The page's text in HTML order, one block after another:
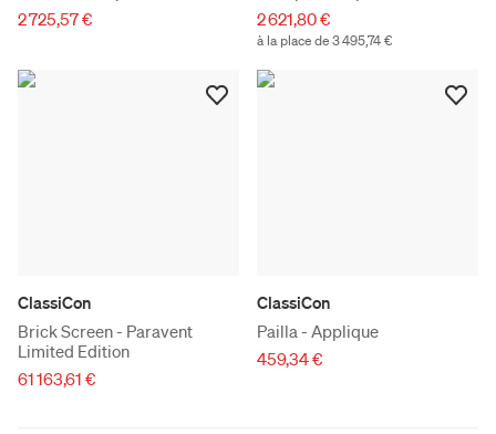
2 725,57 €
2 621,80 €
à la place de 3 495,74 €
ClassiCon
Brick Screen - Paravent
Limited Edition
61 163,61 €
ClassiCon
Pailla - Applique
459,34 €